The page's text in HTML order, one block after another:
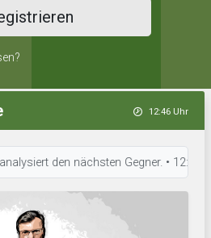
12:46 Uhr
den nächsten Gegner. • 12:44